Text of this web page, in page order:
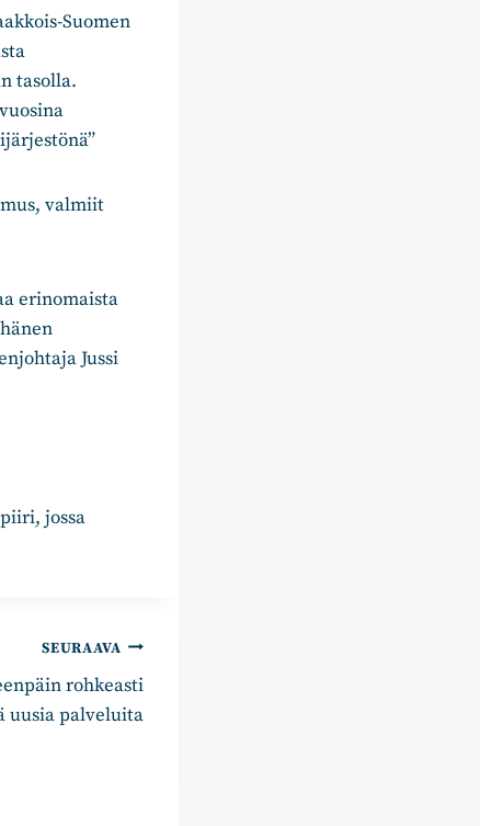
Suomen
tasolla.
valmiit
erinomaista
Jussi
jossa
SEURAAVA
rohkeasti
uusia palveluita